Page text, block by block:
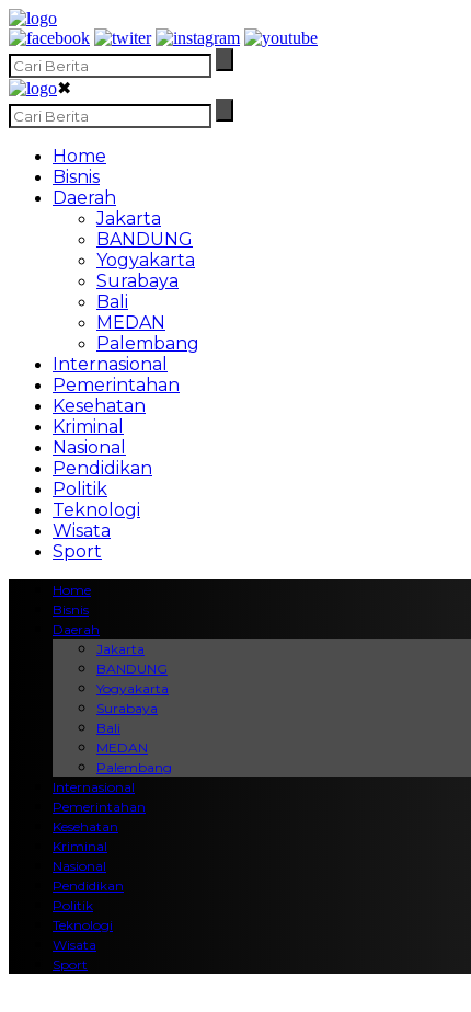
✖
Home
Bisnis
Daerah
Jakarta
BANDUNG
Yogyakarta
Surabaya
Bali
MEDAN
Palembang
Internasional
Pemerintahan
Kesehatan
Kriminal
Nasional
Pendidikan
Politik
Teknologi
Wisata
Sport
Home
Bisnis
Daerah
Jakarta
BANDUNG
Yogyakarta
Surabaya
Bali
MEDAN
Palembang
Internasional
Pemerintahan
Kesehatan
Kriminal
Nasional
Pendidikan
Politik
Teknologi
Wisata
Sport